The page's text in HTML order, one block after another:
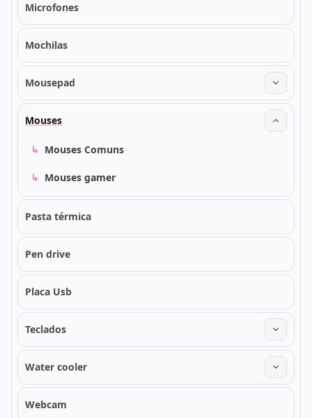
Microfones
Mochilas
Mousepad
Mouses
↳ Mouses Comuns
↳ Mouses gamer
Pasta térmica
Pen drive
Placa Usb
Teclados
Water cooler
Webcam